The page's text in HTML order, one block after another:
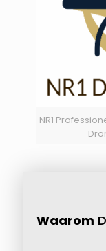
NR1
Waarom